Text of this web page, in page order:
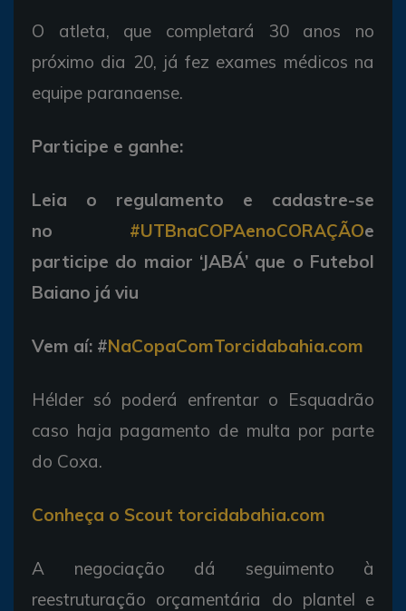
O atleta, que completará 30 anos no
próximo dia 20, já fez exames médicos na
equipe paranaense.
Participe e ganhe:
Leia o regulamento e cadastre-se
no #UTBnaCOPAenoCORAÇÃOe
participe do maior ‘JABÁ’ que o Futebol
Baiano já viu
Vem aí: #NaCopaComTorcidabahia.com
Hélder só poderá enfrentar o Esquadrão
caso haja pagamento de multa por parte
do Coxa.
Conheça o Scout torcidabahia.com
A negociação dá seguimento à
reestruturação orçamentária do plantel e